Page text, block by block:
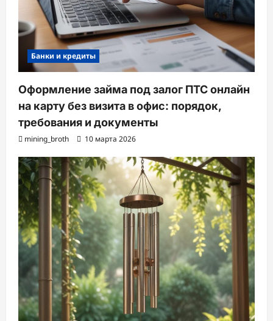
Банки и кредиты
Оформление займа под залог ПТС онлайн
на карту без визита в офис: порядок,
требования и документы
mining_broth 10 марта 2026